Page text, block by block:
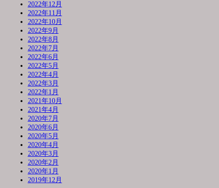
2022年12月
2022年11月
2022年10月
2022年9月
2022年8月
2022年7月
2022年6月
2022年5月
2022年4月
2022年3月
2022年1月
2021年10月
2021年4月
2020年7月
2020年6月
2020年5月
2020年4月
2020年3月
2020年2月
2020年1月
2019年12月